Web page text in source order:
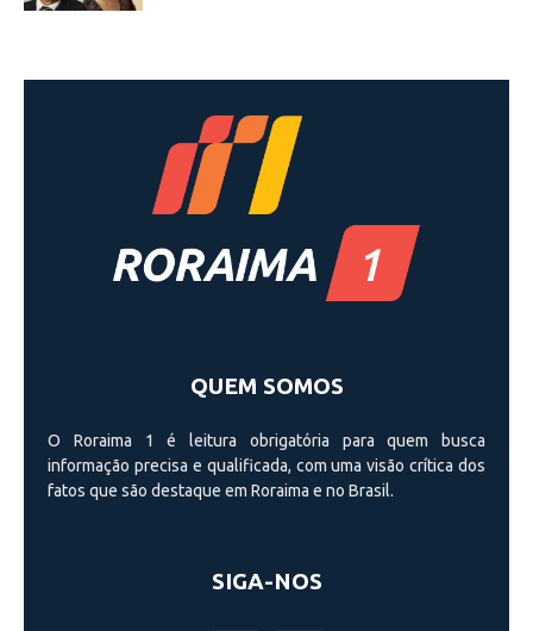
QUEM SOMOS
O Roraima 1 é leitura obrigatória para quem busca
informação precisa e qualificada, com uma visão crí­tica dos
fatos que são destaque em Roraima e no Brasil.
SIGA-NOS